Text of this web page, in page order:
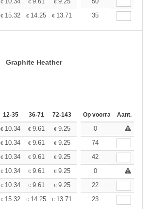
€ € €
€ 15.32 € 14.25 € 13.71 12.95
35
Graphite Heather
12-35 36-71 72-143 144-287 288 + Meer
Op voorraadAant.
€ 10.34 € 9.61 € 9.25 8.74
0
€ 10.34 € 9.61 € 9.25 8.74
74
€ 10.34 € 9.61 € 9.25 8.74
42
€ 10.34 € 9.61 € 9.25 8.74
0
€ 10.34 € 9.61 € 9.25 8.74
22
€ 15.32 € 14.25 € 13.71 12.95
23